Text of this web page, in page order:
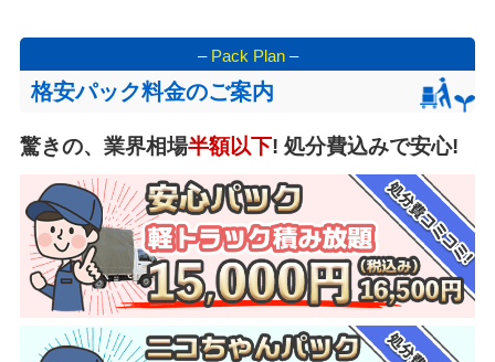
– Pack Plan–
格安パック料金のご案内
驚きの、業界相場半額以下! 処分費込みで安心!